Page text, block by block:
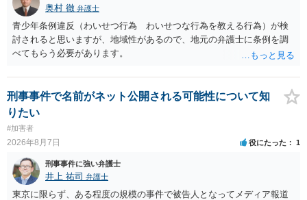
奥村 徹 弁護士
青少年条例違反（わいせつ行為 わいせつな行為を教える行為）が検
討されると思いますが、地域性があるので、地元の弁護士に条例を調
べてもらう必要があります。
刑事事件で名前がネット公開される可能性について知
りたい
#加害者
2026年8月7日 役にたった 1
刑事事件に強い弁護士
井上 祐司 弁護士
東京に限らず、ある程度の規模の事件で被告人となってメディア報道